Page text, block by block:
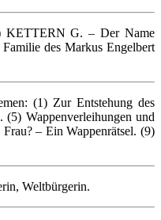
KETTERN G. – Der Name
des Markus Engelbert
(1) Zur Entstehung des
(5) Wappenverleihungen und
– Ein Wappenrätsel. (9)
Weltbürgerin.